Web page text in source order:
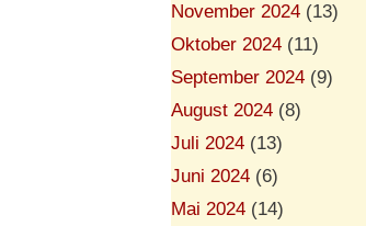
November 2024 (13)
Oktober 2024 (11)
September 2024 (9)
August 2024 (8)
Juli 2024 (13)
Juni 2024 (6)
Mai 2024 (14)